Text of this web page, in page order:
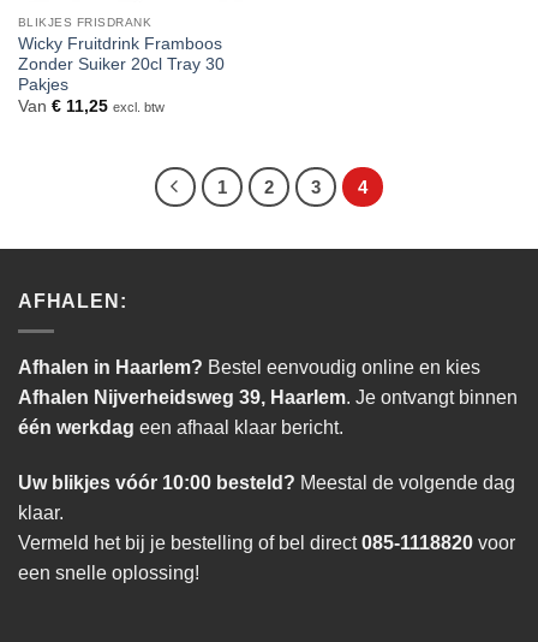
BLIKJES FRISDRANK
Wicky Fruitdrink Framboos
Zonder Suiker 20cl Tray 30
Pakjes
Van €11,25 excl. btw
1 2 3 4
AFHALEN:
Afhalen in Haarlem? Bestel eenvoudig online en kies
Afhalen Nijverheidsweg 39, Haarlem. Je ontvangt binnen
één werkdag een afhaal klaar bericht.
Uw blikjes vóór 10:00 besteld? Meestal de volgende dag
klaar.
Vermeld het bij je bestelling of bel direct085-1118820 voor
een snelle oplossing!